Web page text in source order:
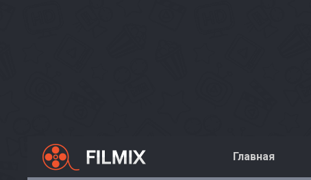
Главная